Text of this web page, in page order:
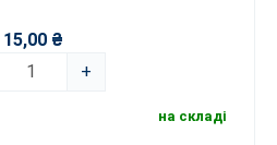
15,00 ₴
+
на складі